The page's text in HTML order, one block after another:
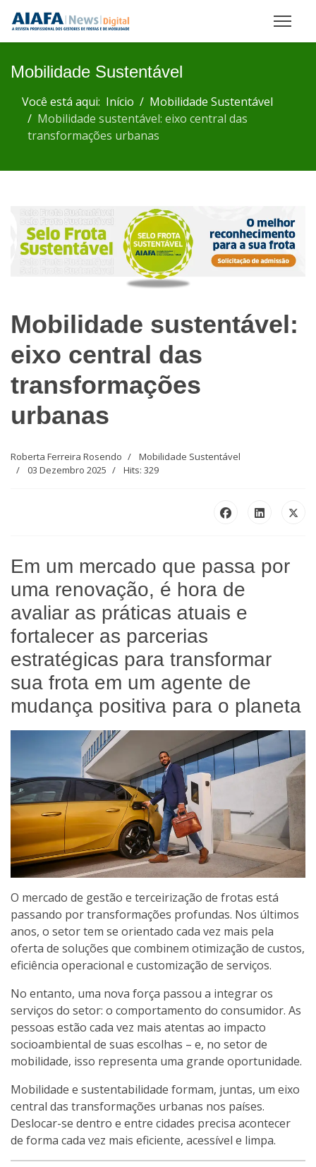
Mobilidade Sustentável
Você está aqui: Início
Mobilidade Sustentável
Mobilidade sustentável: eixo central das
transformações urbanas
Mobilidade sustentável:
eixo central das
transformações
urbanas
Roberta Ferreira Rosendo
Mobilidade Sustentável
03 Dezembro 2025
Hits: 329
Em um mercado que passa por
uma renovação, é hora de
avaliar as práticas atuais e
fortalecer as parcerias
estratégicas para transformar
sua frota em um agente de
mudança positiva para o planeta
O mercado de gestão e terceirização de frotas está
passando por transformações profundas. Nos últimos
anos, o setor tem se orientado cada vez mais pela
oferta de soluções que combinem otimização de custos,
eficiência operacional e customização de serviços.
No entanto, uma nova força passou a integrar os
serviços do setor: o comportamento do consumidor. As
pessoas estão cada vez mais atentas ao impacto
socioambiental de suas escolhas – e, no setor de
mobilidade, isso representa uma grande oportunidade.
Mobilidade e sustentabilidade formam, juntas, um eixo
central das transformações urbanas nos países.
Deslocar-se dentro e entre cidades precisa acontecer
de forma cada vez mais eficiente, acessível e limpa.